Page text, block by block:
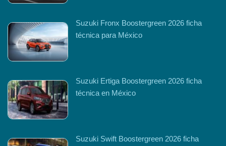
Suzuki Fronx Boostergreen 2026 ficha
técnica para México
Suzuki Ertiga Boostergreen 2026 ficha
técnica en México
Suzuki Swift Boostergreen 2026 ficha